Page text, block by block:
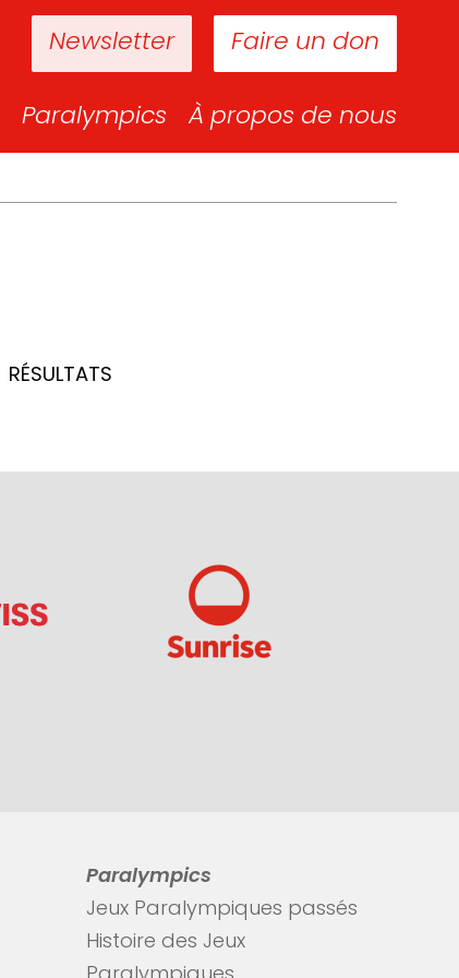
Faire un don
Newsletter
Paralympics À propos de nous
RÉSULTATS
Paralympics
Jeux Paralympiques passés
Histoire des Jeux